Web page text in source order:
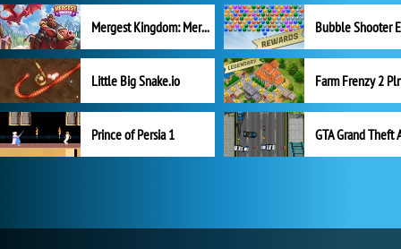
Mergest Kingdom: Merge Puzzle
Little Big Snake.io
Prince of Persia 1 GTA Grand Theft